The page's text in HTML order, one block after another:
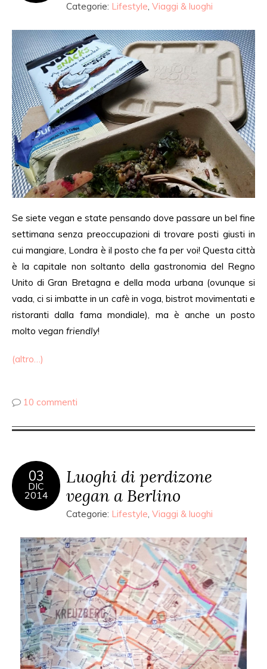
Categorie: Lifestyle, Viaggi & luoghi
Se siete vegan e state pensando dove passare un bel fine
settimana senza preoccupazioni di trovare posti giusti in
cui mangiare, Londra è il posto che fa per voi! Questa città
è la capitale non soltanto della gastronomia del Regno
Unito di Gran Bretagna e della moda urbana (ovunque si
vada, ci si imbatte in un cafèin voga, bistrot movimentati e
ristoranti dalla fama mondiale), ma è anche un posto
molto vegan friendly!
(altro…)
10 commenti
03
DIC
2014
Luoghi di perdizone
vegan a Berlino
Categorie: Lifestyle, Viaggi & luoghi